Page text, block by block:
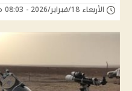
الأربعاء 18/فبراير/2026 - 08:03 م